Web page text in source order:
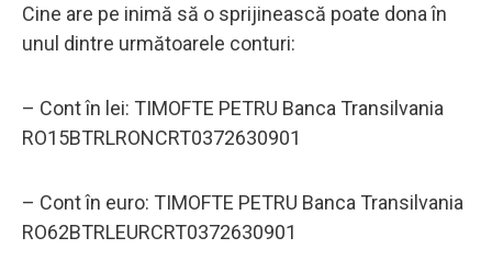
Cine are pe inimă să o sprijinească poate dona în
unul dintre următoarele conturi:
– Cont în lei: TIMOFTE PETRU Banca Transilvania
RO15BTRLRONCRT0372630901
– Cont în euro: TIMOFTE PETRU Banca Transilvania
RO62BTRLEURCRT0372630901